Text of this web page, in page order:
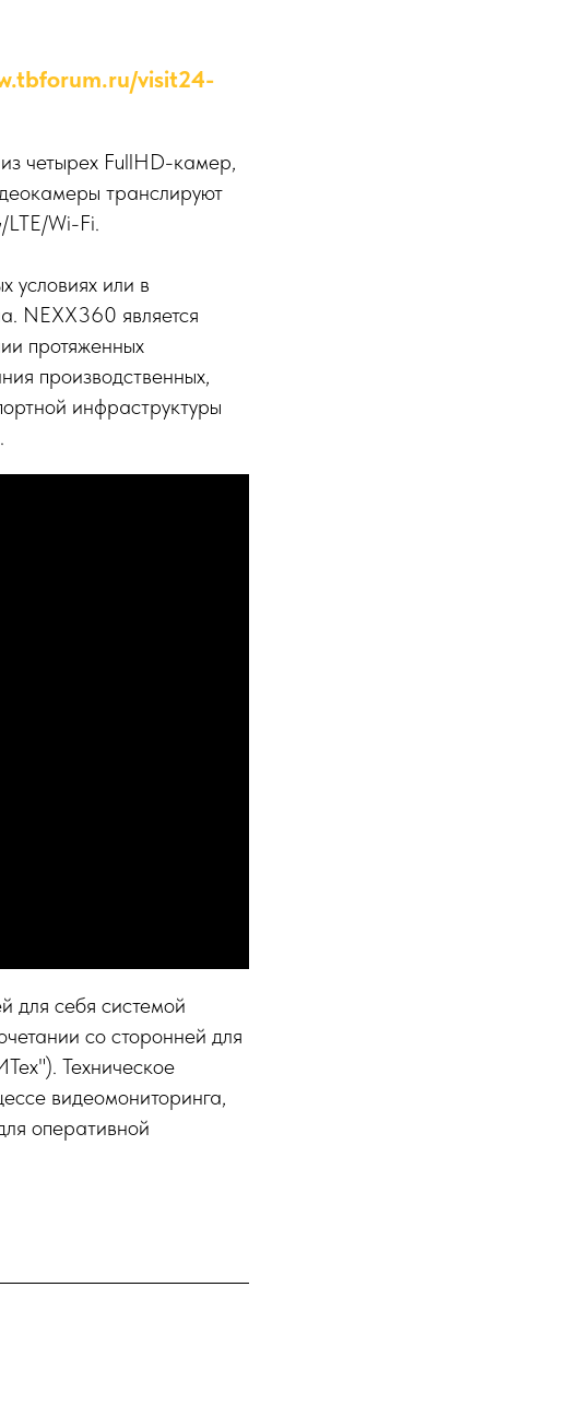
visit24-
четырех FullHD-камер,
транслируют
Wi-Fi.
условиях или в
NEXX360 является
протяженных
производственных,
инфраструктуры
для себя системой
со сторонней для
Техническое
видеомониторинга,
оперативной